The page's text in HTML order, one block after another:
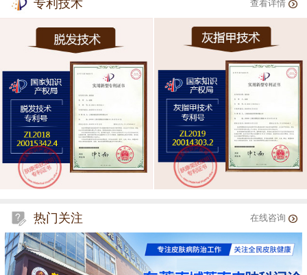
专利技术 查看详情
热门关注 在线咨询